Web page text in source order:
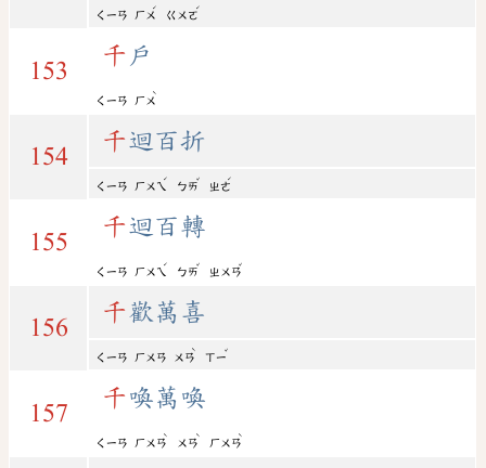
ㄑㄧㄢ ㄏㄨ
ˊ
ㄍㄨㄛ
ˊ
153
千 戶
ㄑㄧㄢ ㄏㄨ
ˋ
154
千迴百折
ㄑㄧㄢ ㄏㄨㄟ
ˊ
ㄅㄞ
ˇ
ㄓㄜ
ˊ
155
千迴百轉
ㄑㄧㄢ ㄏㄨㄟ
ˊ
ㄅㄞ
ˇ
ㄓㄨㄢ
ˇ
156
千歡萬喜
ㄑㄧㄢ ㄏㄨㄢ ㄨㄢ
ˋ
ㄒㄧ
ˇ
157
千喚萬喚
ㄑㄧㄢ ㄏㄨㄢ
ˋ
ㄨㄢ
ˋ
ㄏㄨㄢ
ˋ